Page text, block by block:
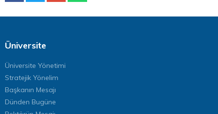
Üniversite
Üniversite Yönetimi
Stratejik Yönelim
Başkanın Mesajı
Dünden Bugüne